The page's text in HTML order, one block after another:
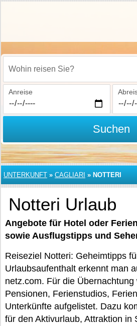
Wohin reisen Sie?
Anreise
Suchen
UNTERKUNFT » CAGLIARI » NOTTERI
Notteri Urlaub
Angebote für Hotel oder
sowie Ausflugstipps und
Reiseziel Notteri: Geheimtipps
Urlaubsaufenthalt erkennt man
netz.com. Für die Übernachtung
Pensionen, Ferienstudios,
Unterkünfte aufgelistet. Dazu
für den Aktivurlaub, Attraktion in